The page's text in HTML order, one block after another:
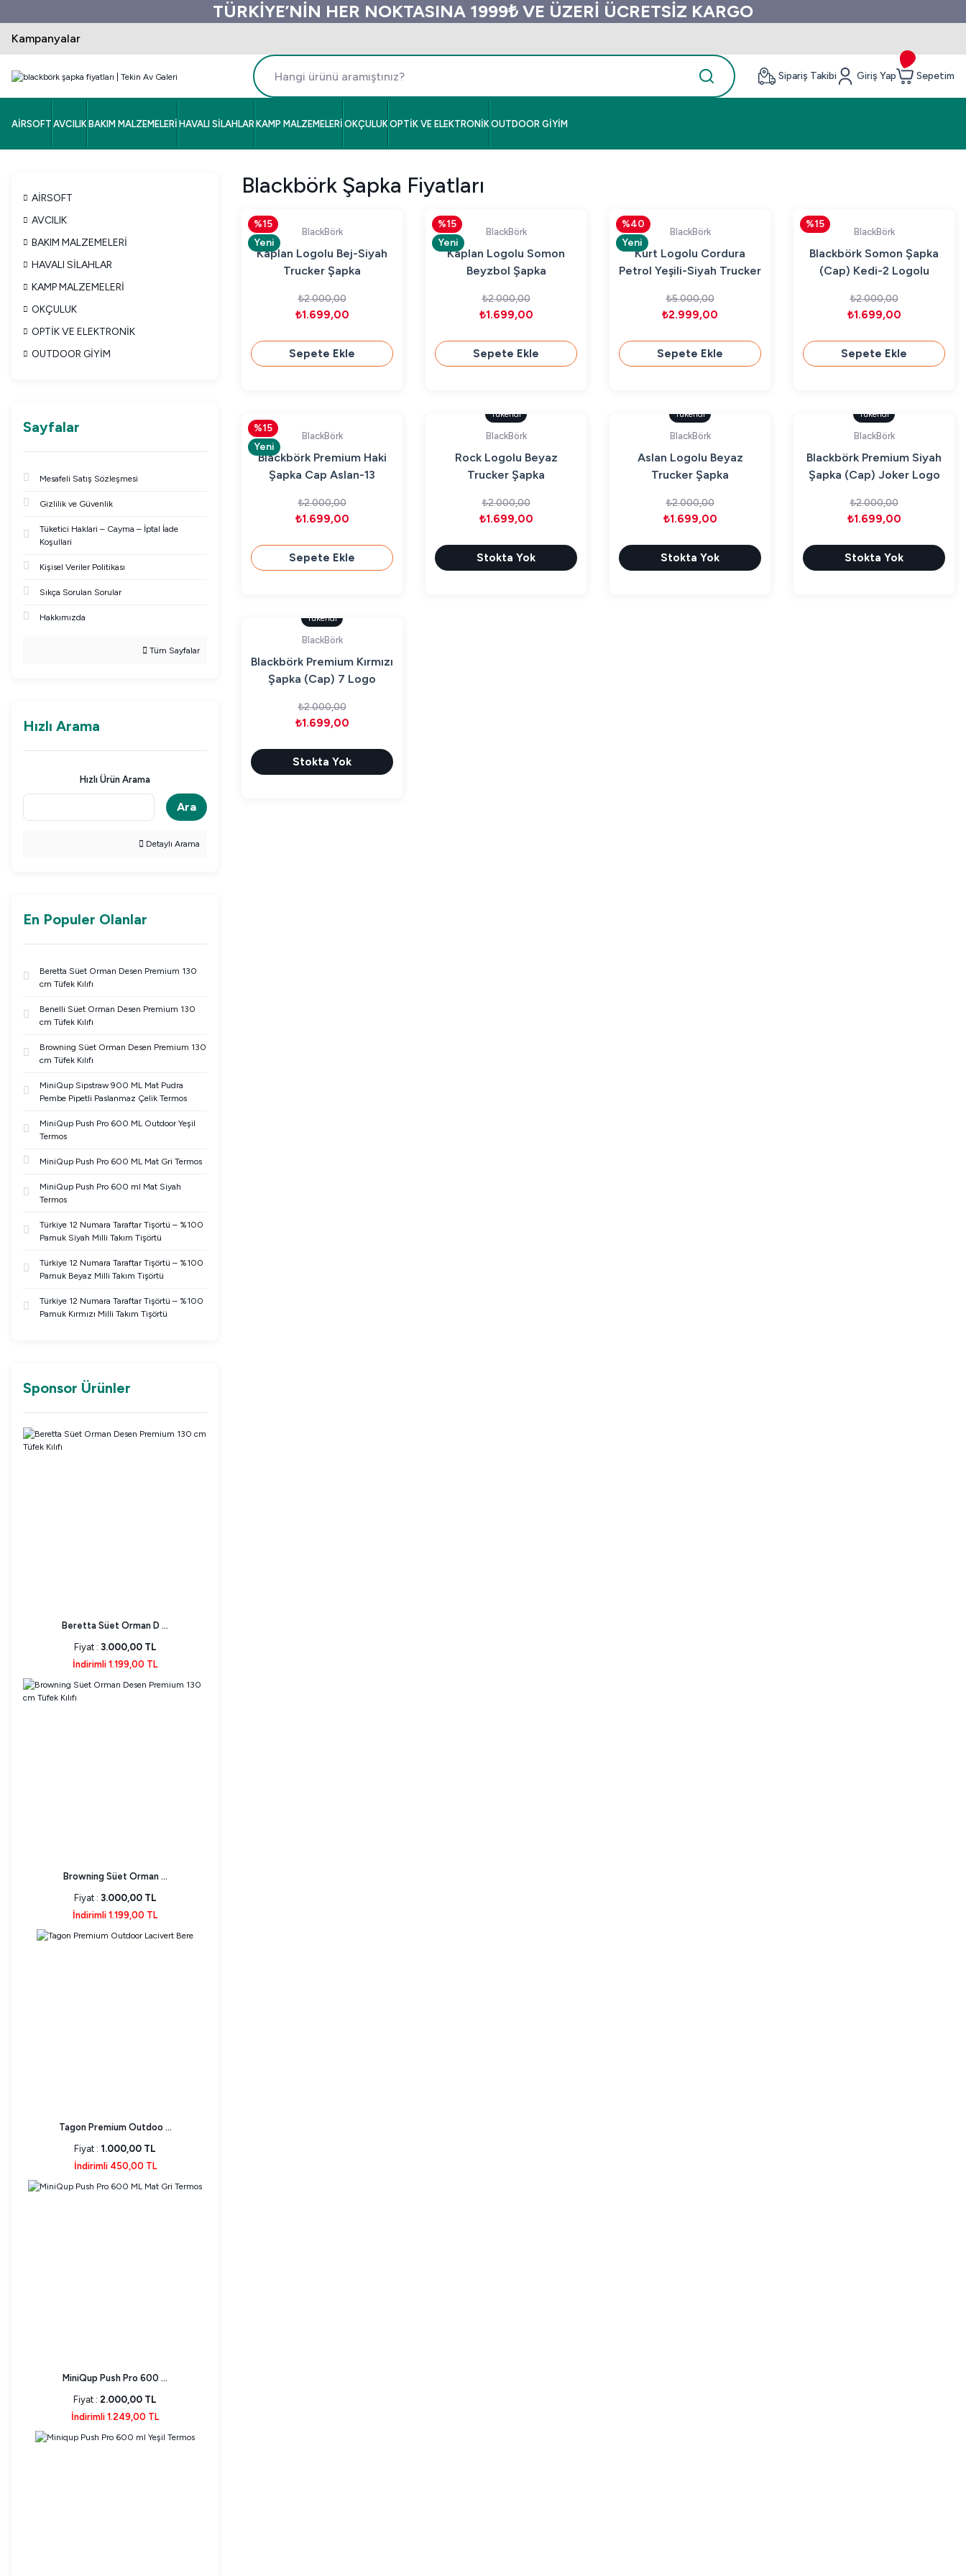
TÜRKİYE’NİN HER NOKTASINA 1999₺ VE ÜZERİ ÜCRETSİZ KARGO
Kampanyalar
Sipariş Takibi Giriş Yap Sepetim
AİRSOFT AVCILIK BAKIM MALZEMELERİ HAVALI SİLAHLAR KAMP MALZEMELERİ OKÇULUK OPTİK VE ELEKTRONİK OUTDOOR GİYİM
AİRSOFT
AVCILIK
BAKIM MALZEMELERİ
HAVALI SİLAHLAR
KAMP MALZEMELERİ
OKÇULUK
OPTİK VE ELEKTRONİK
OUTDOOR GİYİM
Sayfalar
Mesafeli Satış Sözleşmesi
Gizlilik ve Güvenlik
Tüketici Haklari – Cayma – İptal İade
Koşullari
Kişisel Veriler Politikası
Sıkça Sorulan Sorular
Hakkımızda
Tüm Sayfalar
Hızlı Arama
Hızlı Ürün Arama
Ara
Detaylı Arama
En Populer Olanlar
Beretta Süet Orman Desen Premium 130
cm Tüfek Kılıfı
Benelli Süet Orman Desen Premium 130
cm Tüfek Kılıfı
Browning Süet Orman Desen Premium 130
cm Tüfek Kılıfı
MiniQup Sipstraw 900 ML Mat Pudra
Pembe Pipetli Paslanmaz Çelik Termos
MiniQup Push Pro 600 ML Outdoor Yeşil
Termos
MiniQup Push Pro 600 ML Mat Gri Termos
MiniQup Push Pro 600 ml Mat Siyah
Termos
Türkiye 12 Numara Taraftar Tişörtü – %100
Pamuk Siyah Milli Takım Tişörtü
Türkiye 12 Numara Taraftar Tişörtü – %100
Pamuk Beyaz Milli Takım Tişörtü
Türkiye 12 Numara Taraftar Tişörtü – %100
Pamuk Kırmızı Milli Takım Tişörtü
Sponsor Ürünler
Beretta Süet Orman D ...
Fiyat : 3.000,00 TL
İndirimli 1.199,00 TL
Browning Süet Orman ...
Fiyat : 3.000,00 TL
İndirimli 1.199,00 TL
Tagon Premium Outdoo ...
Fiyat : 1.000,00 TL
İndirimli 450,00 TL
MiniQup Push Pro 600 ...
Fiyat : 2.000,00 TL
İndirimli 1.249,00 TL
Blackbörk Şapka Fiyatları
%15
Yeni
BlackBörk
Kaplan Logolu Bej-Siyah
Trucker Şapka
₺2.000,00
₺1.699,00
Sepete Ekle
%15
Yeni
BlackBörk
Kaplan Logolu Somon
Beyzbol Şapka
₺2.000,00
₺1.699,00
Sepete Ekle
%40
Yeni
BlackBörk
Kurt Logolu Cordura
Petrol Yeşili-Siyah Trucker
₺5.000,00
₺2.999,00
Sepete Ekle
%15
BlackBörk
Blackbörk Somon Şapka
(Cap) Kedi-2 Logolu
₺2.000,00
₺1.699,00
Sepete Ekle
%15
Yeni
BlackBörk
Blackbörk Premium Haki
Şapka Cap Aslan-13
₺2.000,00
₺1.699,00
Sepete Ekle
Tükendi
BlackBörk
Rock Logolu Beyaz
Trucker Şapka
₺2.000,00
₺1.699,00
Stokta Yok
Tükendi
BlackBörk
Aslan Logolu Beyaz
Trucker Şapka
₺2.000,00
₺1.699,00
Stokta Yok
Tükendi
BlackBörk
Blackbörk Premium Siyah
Şapka (Cap) Joker Logo
₺2.000,00
₺1.699,00
Stokta Yok
Tükendi
BlackBörk
Blackbörk Premium Kırmızı
Şapka (Cap) 7 Logo
₺2.000,00
₺1.699,00
Stokta Yok